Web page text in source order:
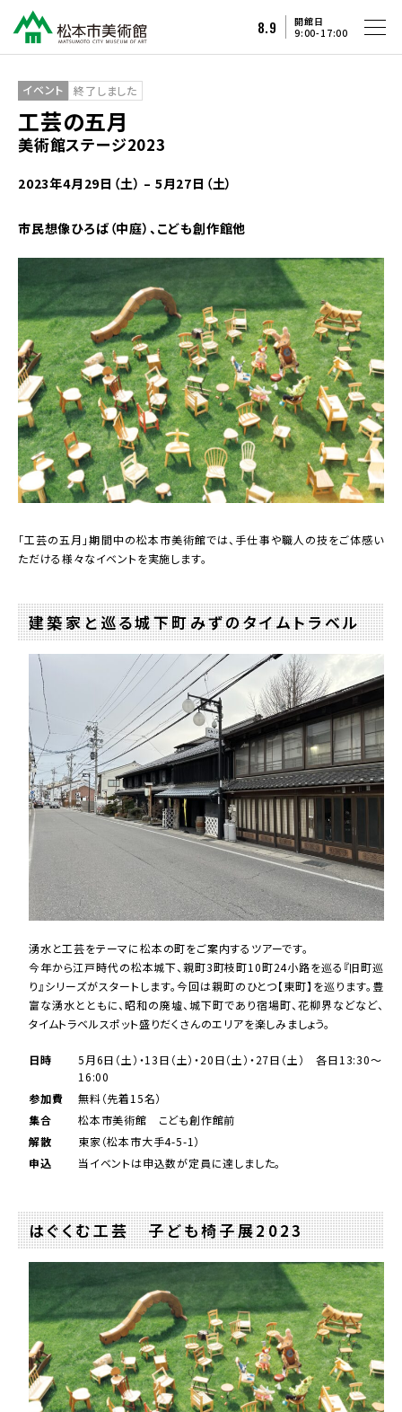
8.9
開館日
9:00-17:00
イベント 終了しました
工芸の五月
美術館ステージ2023
2023年4月29日（土） – 5月27日（土）
市民想像ひろば（中庭）、こども創作館他
「工芸の五月」期間中の松本市美術館では、手仕事や職人の技をご体感い
ただける様々なイベントを実施します。
建築家と巡る城下町みずのタイムトラベル
湧水と工芸をテーマに松本の町をご案内するツアーです。
今年から江戸時代の松本城下、親町3町枝町10町24小路を巡る『旧町巡
り』シリーズがスタートします。今回は親町のひとつ【東町】を巡ります。豊
富な湧水とともに、昭和の廃墟、城下町であり宿場町、花柳界などなど、
タイムトラベルスポット盛りだくさんのエリアを楽しみましょう。
日時
5月6日（土）・13日（土）・20日（土）・27日（土） 各日13:30～
16:00
参加費
無料（先着15名）
集合
松本市美術館 こども創作館前
解散
東家（松本市大手4-5-1）
申込
当イベントは申込数が定員に達しました。
はぐくむ工芸 子ども椅子展2023